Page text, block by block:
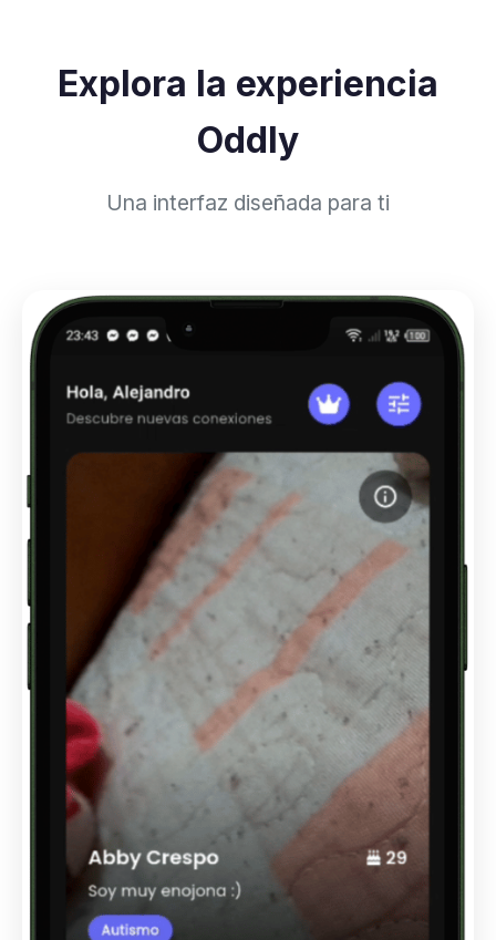
Explora la experiencia
Oddly
Una interfaz diseñada para ti